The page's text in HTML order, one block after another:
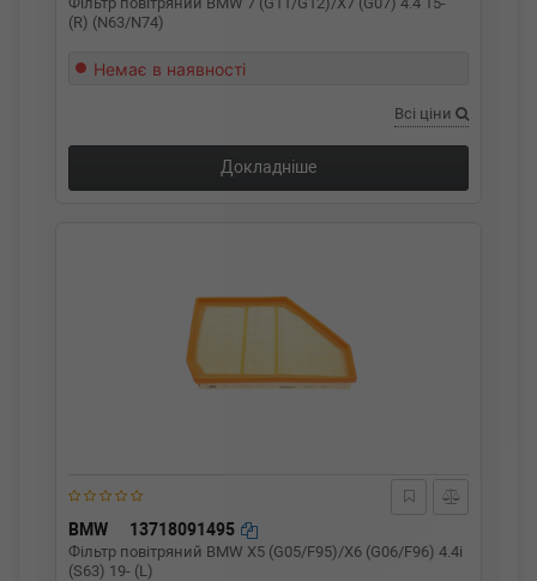
(R) (N63/N74)
Немає в наявності
Всі ціни
Докладніше
BMW 13718091495
Фільтр повітряний BMW X5 (G05/F95)/X6 (G06/F96) 4.4i
(S63) 19- (L)